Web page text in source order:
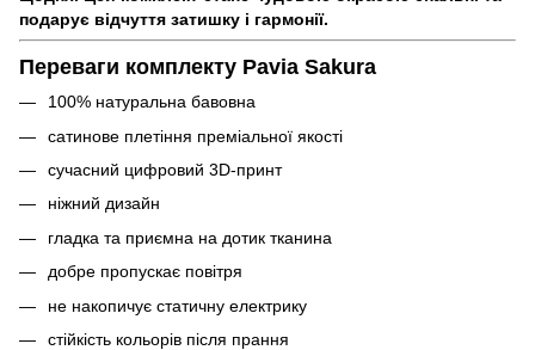
подарує відчуття затишку і гармонії.
Переваги комплекту Pavia Sakura
100% натуральна бавовна
сатинове плетіння преміальної якості
сучасний цифровий 3D-принт
ніжний дизайн
гладка та приємна на дотик тканина
добре пропускає повітря
не накопичує статичну електрику
стійкість кольорів після прання